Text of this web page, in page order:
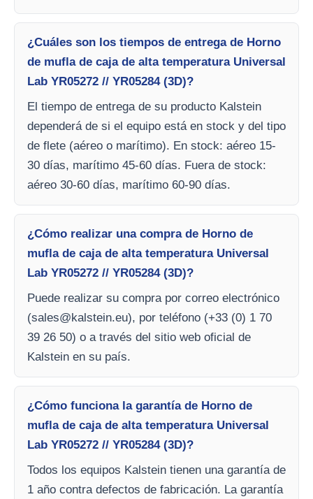
¿Cuáles son los tiempos de entrega de Horno
de mufla de caja de alta temperatura Universal
Lab YR05272 // YR05284 (3D)?
El tiempo de entrega de su producto Kalstein
dependerá de si el equipo está en stock y del tipo
de flete (aéreo o marítimo). En stock: aéreo 15-
30 días, marítimo 45-60 días. Fuera de stock:
aéreo 30-60 días, marítimo 60-90 días.
¿Cómo realizar una compra de Horno de
mufla de caja de alta temperatura Universal
Lab YR05272 // YR05284 (3D)?
Puede realizar su compra por correo electrónico
(sales@kalstein.eu), por teléfono (+33 (0) 1 70
39 26 50) o a través del sitio web oficial de
Kalstein en su país.
¿Cómo funciona la garantía de Horno de
mufla de caja de alta temperatura Universal
Lab YR05272 // YR05284 (3D)?
Todos los equipos Kalstein tienen una garantía de
1 año contra defectos de fabricación. La garantía